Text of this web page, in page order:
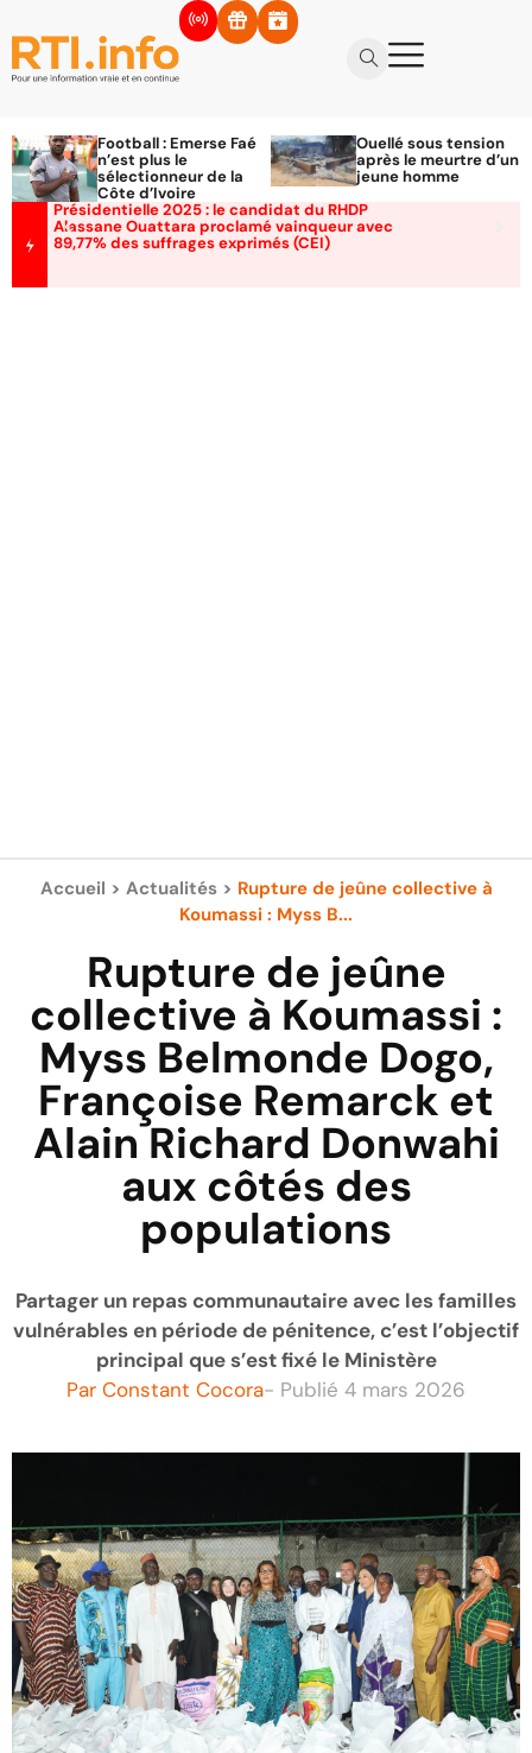
Football : Emerse Faé
n’est plus le
sélectionneur de la
Côte d’Ivoire
Ouellé sous tension
après le meurtre d’un
jeune homme
Présidentielle 2025 : le candidat du RHDP
Alassane Ouattara proclamé vainqueur avec
89,77% des suffrages exprimés (CEI)
Accueil > Actualités> Rupture de jeûne collective à
Koumassi : Myss B...
Rupture de jeûne
collective à Koumassi :
Myss Belmonde Dogo,
Françoise Remarck et
Alain Richard Donwahi
aux côtés des
populations
Partager un repas communautaire avec les familles
vulnérables en période de pénitence, c’est l’objectif
principal que s’est fixé le Ministère
Par Constant Cocora- Publié 4 mars 2026